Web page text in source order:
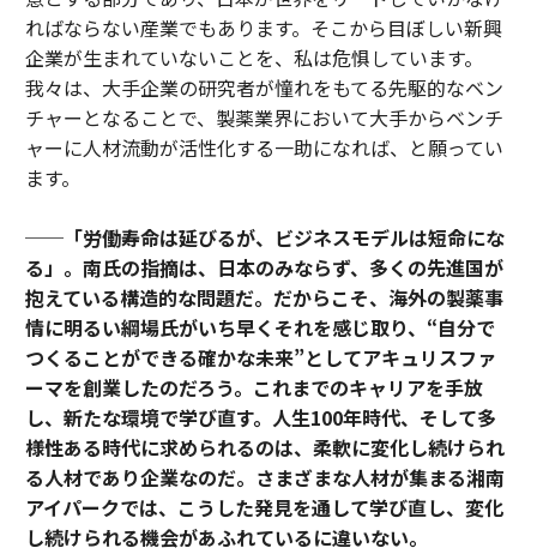
ればならない産業でもあります。そこから目ぼしい新興
企業が生まれていないことを、私は危惧しています。
我々は、大手企業の研究者が憧れをもてる先駆的なベン
チャーとなることで、製薬業界において大手からベンチ
ャーに人材流動が活性化する一助になれば、と願ってい
ます。
──「労働寿命は延びるが、ビジネスモデルは短命にな
る」。南氏の指摘は、日本のみならず、多くの先進国が
抱えている構造的な問題だ。だからこそ、海外の製薬事
情に明るい綱場氏がいち早くそれを感じ取り、“自分で
つくることができる確かな未来”としてアキュリスファ
ーマを創業したのだろう。これまでのキャリアを手放
し、新たな環境で学び直す。人生100年時代、そして多
様性ある時代に求められるのは、柔軟に変化し続けられ
る人材であり企業なのだ。さまざまな人材が集まる湘南
アイパークでは、こうした発見を通して学び直し、変化
し続けられる機会があふれているに違いない。